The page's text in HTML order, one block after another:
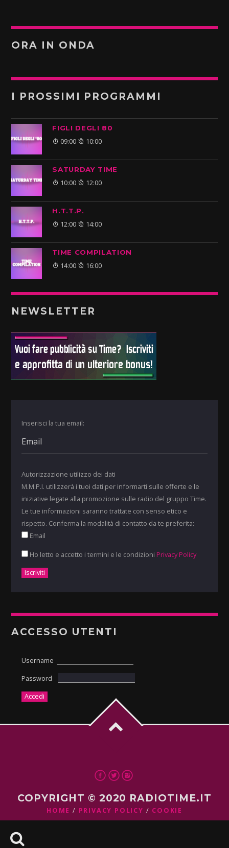
ORA IN ONDA
I PROSSIMI PROGRAMMI
FIGLI DEGLI 80
09:00 10:00
SATURDAY TIME
10:00 12:00
H.T.T.P.
12:00 14:00
TIME COMPILATION
14:00 16:00
NEWSLETTER
Inserisci la tua email:
Autorizzazione utilizzo dei dati
M.M.P.I. utilizzerà i tuoi dati per informarti sulle offerte e le
iniziative legate alla promozione sulle radio del gruppo Time.
Le tue informazioni saranno trattate con senso etico e
rispetto. Conferma la modalità di contatto da te preferita:
Email
Ho letto e accetto i termini e le condizioni Privacy Policy
ACCESSO UTENTI
Username
Password
COPYRIGHT © 2020 RADIOTIME.IT
HOME PRIVACY POLICY COOKIE